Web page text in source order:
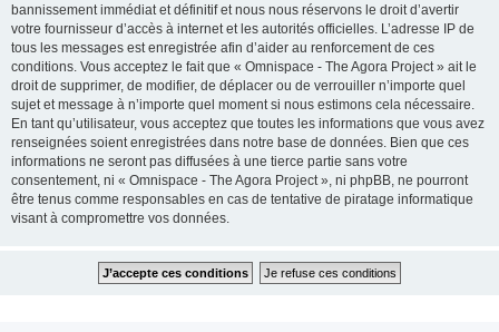
bannissement immédiat et définitif et nous nous réservons le droit d’avertir
votre fournisseur d’accès à internet et les autorités officielles. L’adresse IP de
tous les messages est enregistrée afin d’aider au renforcement de ces
conditions. Vous acceptez le fait que « Omnispace - The Agora Project » ait le
droit de supprimer, de modifier, de déplacer ou de verrouiller n’importe quel
sujet et message à n’importe quel moment si nous estimons cela nécessaire.
En tant qu’utilisateur, vous acceptez que toutes les informations que vous avez
renseignées soient enregistrées dans notre base de données. Bien que ces
informations ne seront pas diffusées à une tierce partie sans votre
consentement, ni « Omnispace - The Agora Project », ni phpBB, ne pourront
être tenus comme responsables en cas de tentative de piratage informatique
visant à compromettre vos données.